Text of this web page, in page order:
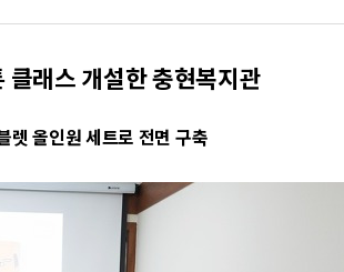
클래스 개설한 충현복지관
렛 올인원 세트로 전면 구축